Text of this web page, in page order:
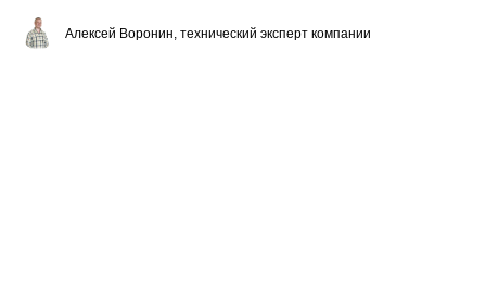
Алексей Воронин, технический эксперт компании